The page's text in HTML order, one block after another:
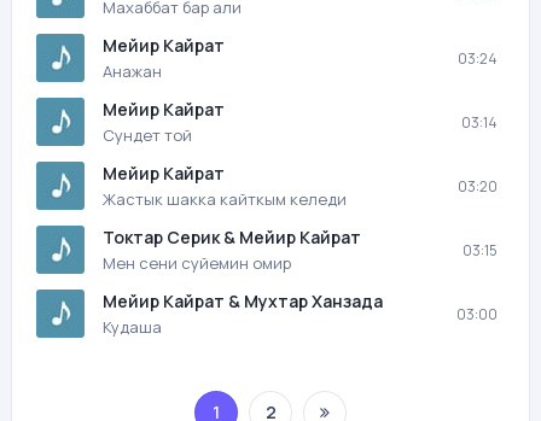
Махаббат бар али
Мейир Кайрат
Анажан
03:24
Мейир Кайрат
Сундет той
03:14
Мейир Кайрат
Жастык шакка кайткым келеди
03:20
Токтар Серик & Мейир Кайрат
Мен сени суйемин омир
03:15
Мейир Кайрат & Мухтар Ханзада
Кудаша
03:00
1 2